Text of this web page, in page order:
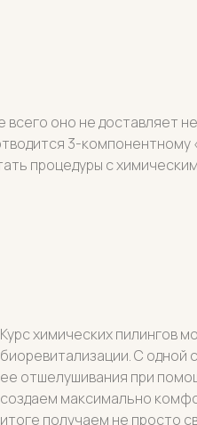
оно не доставляет
3-компонентному
процедуры с
Курс химических пилингов
биоревитализации. С
ее отшелушивания при
создаем максимально
итоге получаем не просто